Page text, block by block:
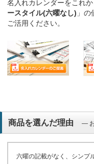
名入れカレンダーをこれ
ースタイル(六曜なし) 」
ご活用ください。
商品を選んだ理由 ―
六曜の記載がなく、シンプ